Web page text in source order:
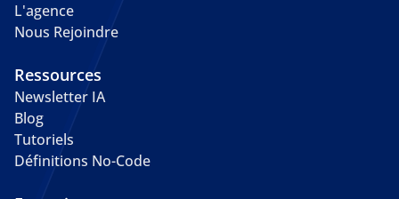
L'agence
Nous Rejoindre
Ressources
Newsletter IA
Blog
Tutoriels
Définitions No-Code